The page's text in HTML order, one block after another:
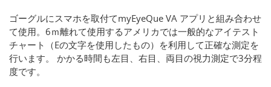
ゴーグルにスマホを取付てmyEyeQue VA アプリと組み合わせ
て使用。6ｍ離れて使用するアメリカでは一般的なアイテスト
チャート（Eの文字を使用したもの）を利用して正確な測定を
行います。 かかる時間も左目、右目、両目の視力測定で3分程
度です。